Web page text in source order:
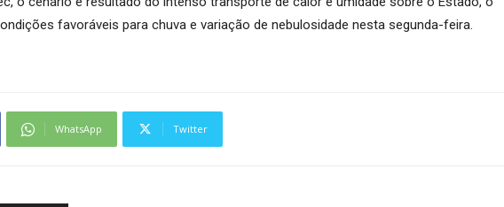
favoráveis para chuva e variação de nebulosidade nesta segunda-feira.
WhatsApp Twitter